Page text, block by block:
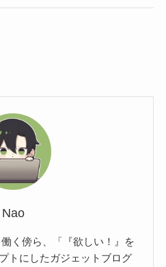
Nao
く傍ら、「『欲しい！』を
トにしたガジェットブログ